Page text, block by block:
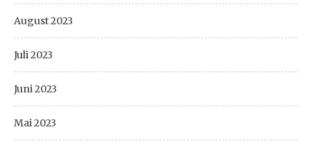
August 2023
Juli 2023
Juni 2023
Mai 2023